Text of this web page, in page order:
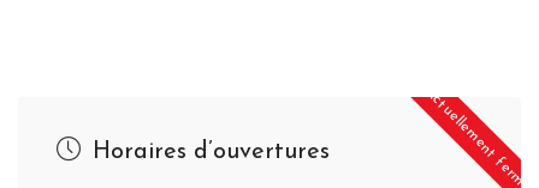
Actuellement fermé
Horaires d’ouvertures